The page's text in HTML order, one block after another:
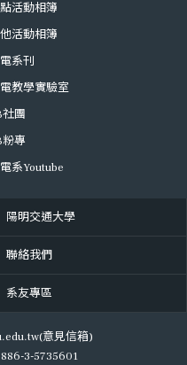
活動相簿
活動相簿
系刊
教學實驗室
社團
粉專
系Youtube
陽明交通大學
聯絡我們
系友專區
意見信箱)
886-3-5735601